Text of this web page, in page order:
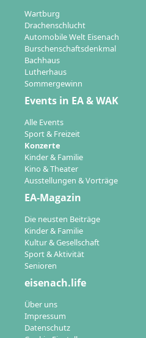
Wartburg
Drachenschlucht
Automobile Welt Eisenach
Burschenschaftsdenkmal
Bachhaus
Lutherhaus
Sommergewinn
Events in EA & WAK
Alle Events
Sport & Freizeit
Konzerte
Kinder & Familie
Kino & Theater
Ausstellungen & Vorträge
EA-Magazin
Die neusten Beiträge
Kinder & Familie
Kultur & Gesellschaft
Sport & Aktivität
Senioren
eisenach.life
Über uns
Impressum
Datenschutz